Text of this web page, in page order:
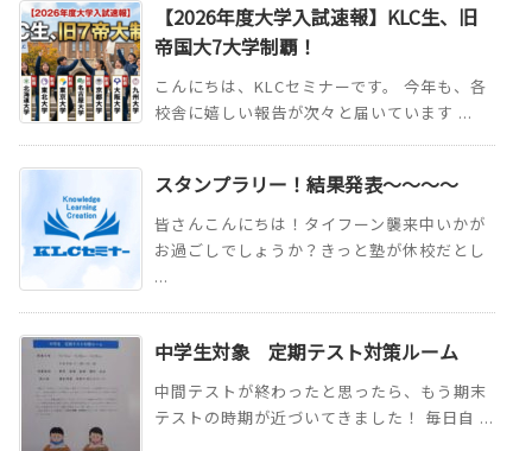
【2026年度大学入試速報】KLC生、旧
帝国大7大学制覇！
こんにちは、KLCセミナーです。 今年も、各
校舎に嬉しい報告が次々と届いています ...
スタンプラリー！結果発表～～～～
皆さんこんにちは！タイフーン襲来中いかが
お過ごしでしょうか？きっと塾が休校だとし
...
中学生対象 定期テスト対策ルーム
中間テストが終わったと思ったら、もう期末
テストの時期が近づいてきました！ 毎日自 ...